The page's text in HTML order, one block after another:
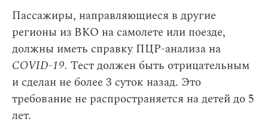
Пассажиры, направляющиеся в другие
регионы из ВКО на самолете или поезде,
должны иметь справку ПЦР-анализа на
COVID-19. Тест должен быть отрицательным
и сделан не более 3 суток назад. Это
требование не распространяется на детей до 5
лет.